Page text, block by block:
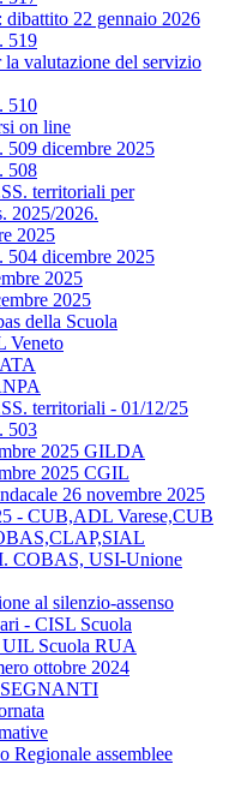
22 gennaio 2026
519
valutazione del servizio
510
on line
dicembre 2025
508
territoriali per
2025/2026.
2025
dicembre 2025
2025
2025
della Scuola
Veneto
territoriali - 01/12/25
503
2025 GILDA
2025 CGIL
26 novembre 2025
- CUB,ADL Varese,CUB
COBAS, USI-Unione
al silenzio-assenso
- CISL Scuola
Scuola RUA
ottobre 2024
Regionale assemblee